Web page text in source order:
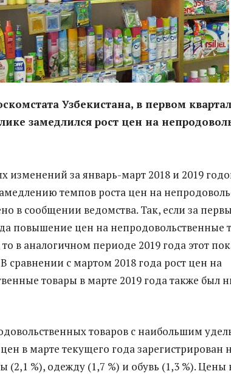
Узбекистана, в первом
замедлился рост цен на
изменений за январь-март 2018 и 2019
темпов роста цен на
в сообщении ведомства. Так, если за
повышение цен на непродовольственные
то в аналогичном периоде 2019 года этот
В сравнении с мартом 2018 года рост цен на
товары в марте 2019 года также был
товаров с наибольшим
в марте текущего года зарегистрирован
(2,1 %), одежду (1,7 %) и обувь (1,3 %). Цены